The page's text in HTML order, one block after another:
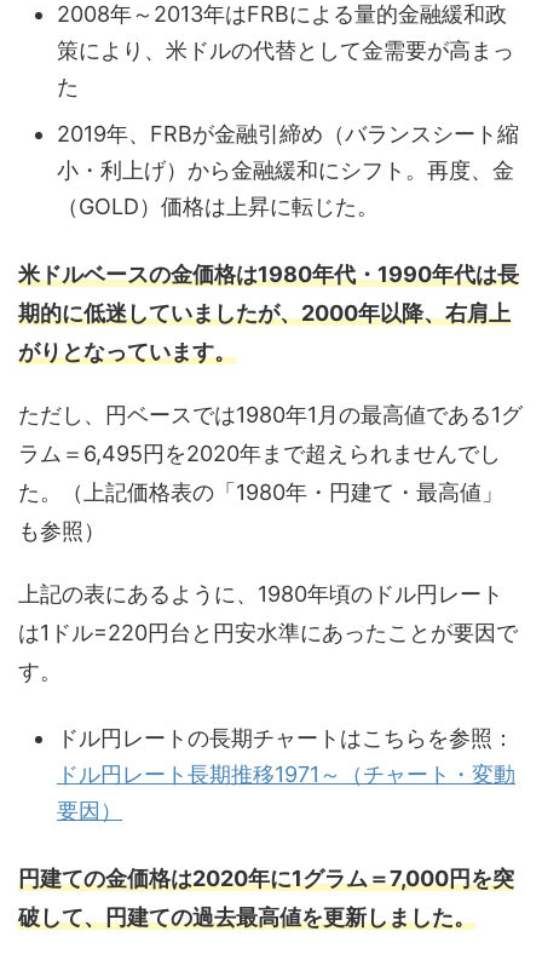
2008年～2013年はFRBによる量的金融緩和政
策により、米ドルの代替として金需要が高まっ
た
2019年、FRBが金融引締め（バランスシート縮
小・利上げ）から金融緩和にシフト。再度、金
（GOLD）価格は上昇に転じた。
米ドルベースの金価格は1980年代・1990年代は長
期的に低迷していましたが、2000年以降、右肩上
がりとなっています。
ただし、円ベースでは1980年1月の最高値である1グ
ラム＝6,495円を2020年まで超えられませんでし
た。（上記価格表の「1980年・円建て・最高値」
も参照）
上記の表にあるように、1980年頃のドル円レート
は1ドル=220円台と円安水準にあったことが要因で
す。
ドル円レートの長期チャートはこちらを参照：
ドル円レート長期推移1971～（チャート・変動
要因）
円建ての金価格は2020年に1グラム＝7,000円を突
破して、円建ての過去最高値を更新しました。